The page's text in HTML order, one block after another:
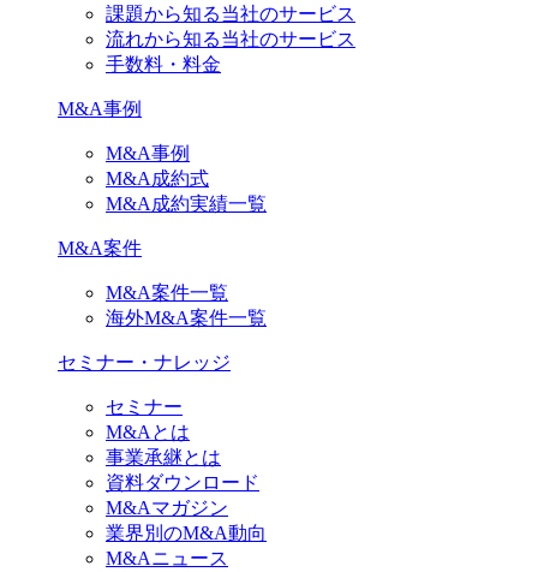
課題から知る当社のサービス
流れから知る当社のサービス
手数料・料金
M&A事例
M&A事例
M&A成約式
M&A成約実績一覧
M&A案件
M&A案件一覧
海外M&A案件一覧
セミナー・ナレッジ
セミナー
M&Aとは
事業承継とは
資料ダウンロード
M&Aマガジン
業界別のM&A動向
M&Aニュース